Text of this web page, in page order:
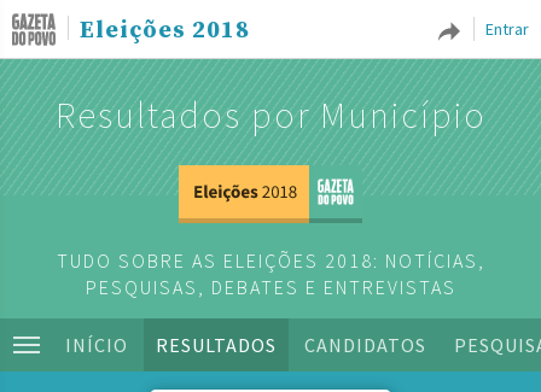
Entrar
Eleições 2018
Resultados por Município
TUDO SOBRE AS ELEIÇÕES 2018: NOTÍCIAS,
PESQUISAS, DEBATES E ENTREVISTAS
INÍCIO RESULTADOS CANDIDATOS